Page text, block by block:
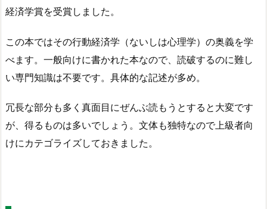
経済学賞を受賞しました。
この本ではその行動経済学（ないしは心理学）の奥義を学
べます。一般向けに書かれた本なので、読破するのに難し
い専門知識は不要です。具体的な記述が多め。
冗長な部分も多く真面目にぜんぶ読もうとすると大変です
が、得るものは多いでしょう。文体も独特なので上級者向
けにカテゴライズしておきました。